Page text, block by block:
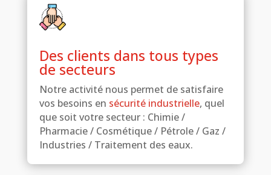
Des clients dans tous types
de secteurs
Notre activité nous permet de satisfaire
vos besoins en sécurité industrielle, quel
que soit votre secteur : Chimie /
Pharmacie / Cosmétique / Pétrole / Gaz /
Industries / Traitement des eaux.